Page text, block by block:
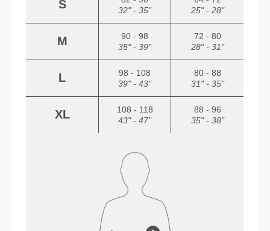
S
32" - 35"
25" - 28"
M
90 - 98
35" - 39"
72 - 80
28" - 31"
L
98 - 108
39" - 43"
80 - 88
31" - 35"
XL
108 - 118
43" - 47"
88 - 96
35" - 38"